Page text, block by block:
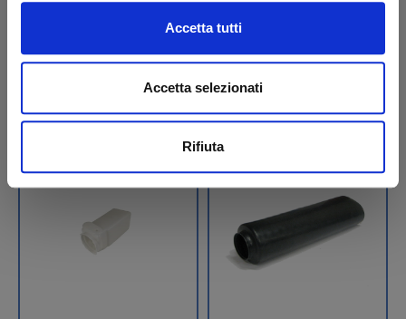
Accetta tutti
Accetta selezionati
Rifiuta
+IVA
Da ordinare
€ 288,00
Da ordinare